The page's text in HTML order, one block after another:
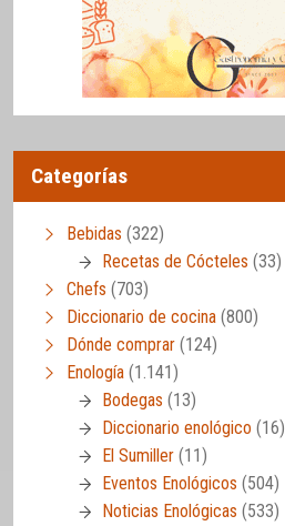
Categorías
Bebidas (322)
Recetas de Cócteles (33)
Chefs (703)
Diccionario de cocina (800)
Dónde comprar (124)
Enología (1.141)
Bodegas (13)
Diccionario enológico (16)
El Sumiller (11)
Eventos Enológicos (504)
Noticias Enológicas (533)